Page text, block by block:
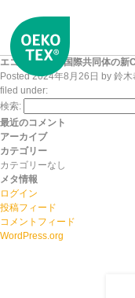
エコテックス®国際共同体の
Posted2024年8月26日 by 鈴木
filed under:
検索:
最近のコメント
アーカイブ
カテゴリー
カテゴリーなし
メタ情報
ログイン
投稿フィード
コメントフィード
WordPress.org